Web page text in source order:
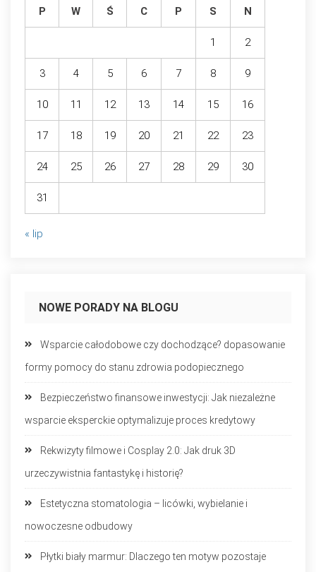
P W Ś C P S N
1 2
3 4 5 6 7 8 9
10 11 12 13 14 15 16
17 18 19 20 21 22 23
24 25 26 27 28 29 30
31
« lip
NOWE PORADY NA BLOGU
Wsparcie całodobowe czy dochodzące? dopasowanie
formy pomocy do stanu zdrowia podopiecznego
Bezpieczeństwo finansowe inwestycji: Jak niezależne
wsparcie eksperckie optymalizuje proces kredytowy
Rekwizyty filmowe i Cosplay 2.0: Jak druk 3D
urzeczywistnia fantastykę i historię?
Estetyczna stomatologia – licówki, wybielanie i
nowoczesne odbudowy
Płytki biały marmur: Dlaczego ten motyw pozostaje